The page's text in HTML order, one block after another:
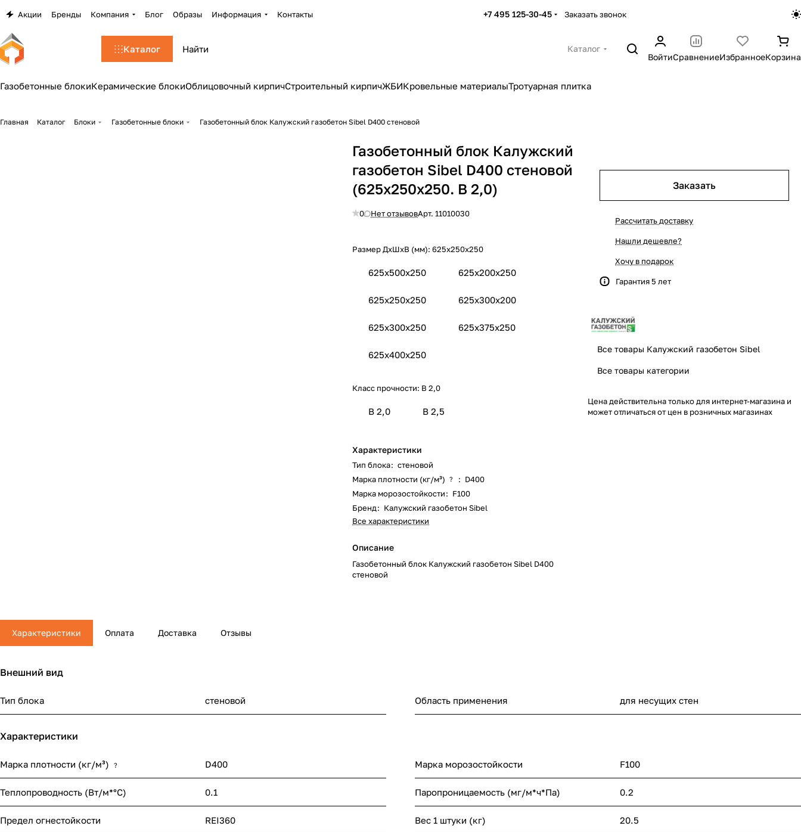
Акции Бренды Компания Блог Образы Информация Контакты +7 495 125-30-45 Заказать звонок
Каталог
Каталог
ВойтиСравнениеИзбранноеКорзина
Газобетонные блокиКерамические блокиОблицовочный кирпичСтроительный кирпичЖБИКровельные материалыТротуарная плитка
Главная Каталог Блоки Газобетонные блоки Газобетонный блок Калужский газобетон Sibel D400 стеновой
Газобетонный блок Калужский
газобетон Sibel D400 стеновой
(625x250x250. B 2,0)
0 Нет отзывовАрт.11010030
Размер ДхШхВ (мм):625x250x250
625x500x250 625x200x250
625x250x250 625x300х200
625x300x250 625x375x250
625x400x250
Класс прочности: B 2,0
B 2,0 B 2,5
Характеристики
Тип блока: стеновой
Марка плотности (кг/м³)
? : D400
Марка морозостойкости: F100
Бренд: Калужский газобетон Sibel
Все характеристики
Описание
Газобетонный блок Калужский газобетон Sibel D400
стеновой
Заказать
Рассчитать доставку
Нашли дешевле?
Хочу в подарок
Гарантия 5 лет
Все товары Калужский газобетон Sibel
Все товары категории
Цена действительна только для интернет-магазина и
может отличаться от цен в розничных магазинах
Характеристики Оплата Доставка Отзывы
Внешний вид
Тип блока стеновой Область применения для несущих стен
Характеристики
Марка плотности (кг/м³) ? D400 Марка морозостойкости F100
Теплопроводность (Вт/м*°С) 0.1 Паропроницаемость (мг/м*ч*Па) 0.2
Предел огнестойкости REI360 Вес 1 штуки (кг) 20.5